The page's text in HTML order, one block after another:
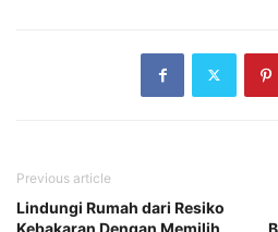
Previous article
Lindungi Rumah dari Resiko
Kebakaran Dengan Memilih